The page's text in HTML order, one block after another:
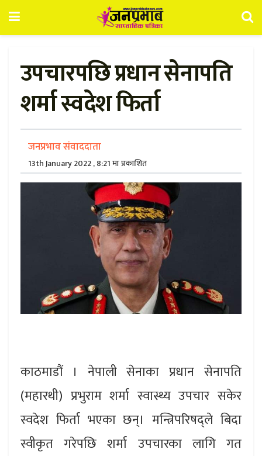
उपचारपछि प्रधान सेनापति
शर्मा स्वदेश फिर्ता
जनप्रभाव संवाददाता
13th January 2022 , 8:21 मा प्रकाशित
काठमाडौं । नेपाली सेनाका प्रधान सेनापति
(महारथी) प्रभुराम शर्मा स्वास्थ्य उपचार सकेर
स्वदेश फिर्ता भएका छन्। मन्त्रिपरिषद्‌ले बिदा
स्वीकृत गरेपछि शर्मा उपचारका लागि गत